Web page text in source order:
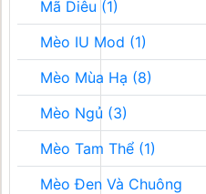
Mã Diêu (1)
Mèo IU Mod (1)
Mèo Mùa Hạ (8)
Mèo Ngủ (3)
Mèo Tam Thể (1)
Mèo Đen Và Chuông